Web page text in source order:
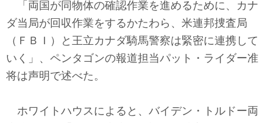
「両国が同物体の確認作業を進めるために、カナ
ダ当局が回収作業をするかたわら、米連邦捜査局
（ＦＢＩ）と王立カナダ騎馬警察は緊密に連携して
いく」、ペンタゴンの報道担当パット・ライダー准
将は声明で述べた。
ホワイトハウスによると、バイデン・トルドー両